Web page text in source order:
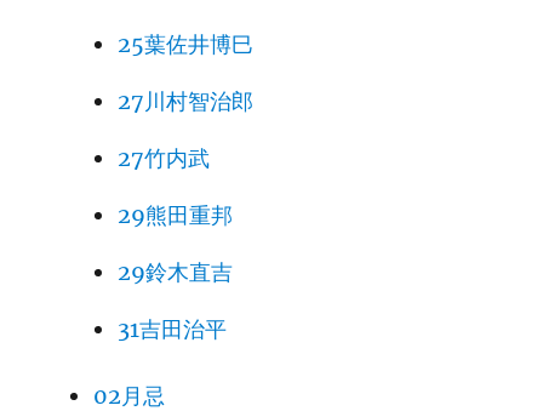
25葉佐井博巳
27川村智治郎
27竹内武
29熊田重邦
29鈴木直吉
31吉田治平
02月忌